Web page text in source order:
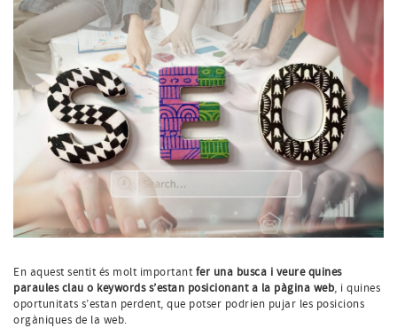
En aquest sentit és molt importantfer una busca i veure quines
paraules clau o keywords s’estan posicionant a la pàgina web, i quines
oportunitats s’estan perdent, que potser podrien pujar les posicions
orgàniques de la web.